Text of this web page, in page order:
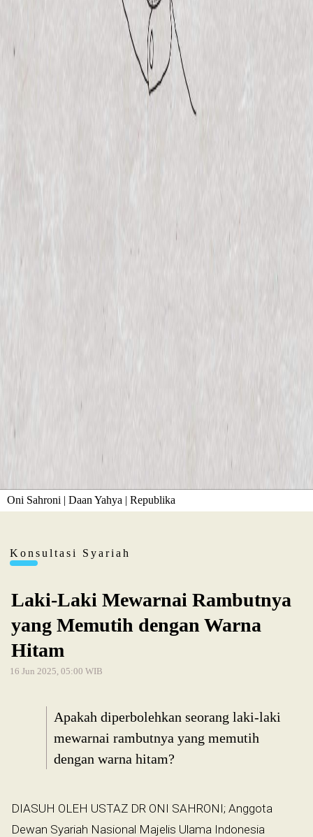
Oni Sahroni | Daan Yahya | Republika
Konsultasi Syariah
Laki-Laki Mewarnai Rambutnya
yang Memutih dengan Warna
Hitam
16 Jun 2025, 05:00 WIB
Apakah diperbolehkan seorang laki-laki
mewarnai rambutnya yang memutih
dengan warna hitam?
DIASUH OLEH USTAZ DR ONI SAHRONI; Anggota
Dewan Syariah Nasional Majelis Ulama Indonesia